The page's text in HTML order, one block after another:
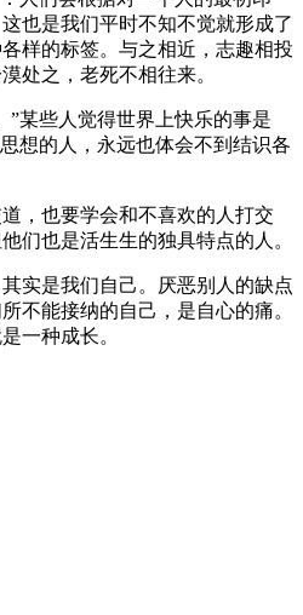
也是我们平时不知不觉就形成了
样的标签。与之相近，志趣相投
处之，老死不相往来。
”某些人觉得世界上快乐的事是
想的人，永远也体会不到结识各
，也要学会和不喜欢的人打交
们也是活生生的独具特点的人。
实是我们自己。厌恶别人的缺点
不能接纳的自己，是自心的痛。
一种成长。